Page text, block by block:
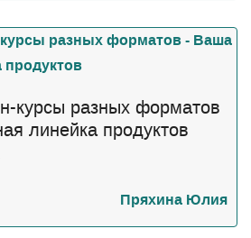
курсы разных форматов
линейка продуктов
Пряхина Юлия